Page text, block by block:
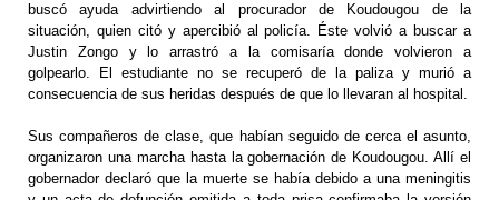
buscó ayuda advirtiendo al procurador de Koudougou de la
situación, quien citó y apercibió al policía. Éste volvió a buscar a
Justin Zongo y lo arrastró a la comisaría donde volvieron a
golpearlo. El estudiante no se recuperó de la paliza y murió a
consecuencia de sus heridas después de que lo llevaran al hospital.
Sus compañeros de clase, que habían seguido de cerca el asunto,
organizaron una marcha hasta la gobernación de Koudougou. Allí el
gobernador declaró que la muerte se había debido a una meningitis